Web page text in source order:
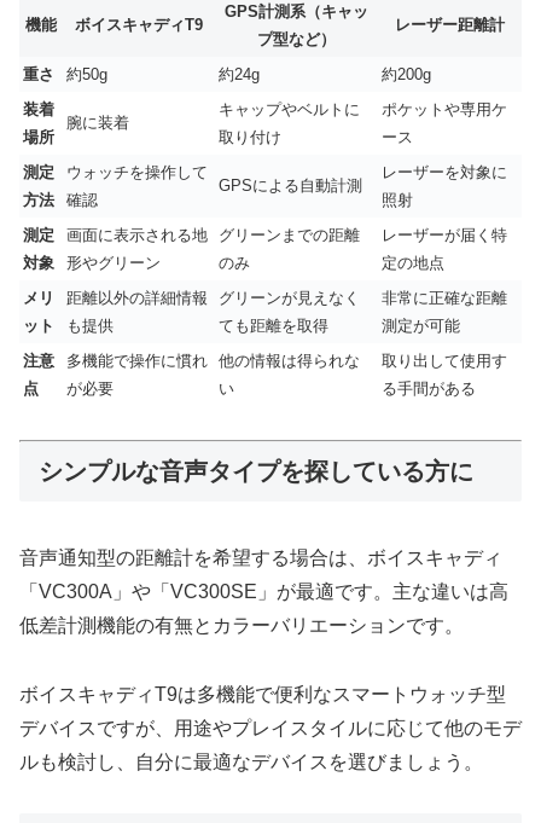
機能 ボイスキャディT9
GPS計測系（キャッ
プ型など）
レーザー距離計
重さ 約50g 約24g
約200g
装着
場所
腕に装着
キャップやベルトに
取り付け
ポケットや専用ケ
ース
測定
方法
ウォッチを操作して
確認
GPSによる自動計測
レーザーを対象に
照射
測定
対象
画面に表示される地
形やグリーン
グリーンまでの距離
のみ
レーザーが届く特
定の地点
メリ
ット
距離以外の詳細情報
も提供
グリーンが見えなく
ても距離を取得
非常に正確な距離
測定が可能
注意
点
多機能で操作に慣れ
が必要
他の情報は得られな
い
取り出して使用す
る手間がある
シンプルな音声タイプを探している方に
音声通知型の距離計を希望する場合は、ボイスキャディ
「VC300A」や「VC300SE」が最適です。主な違いは高
低差計測機能の有無とカラーバリエーションです。
ボイスキャディT9は多機能で便利なスマートウォッチ型
デバイスですが、用途やプレイスタイルに応じて他のモデ
ルも検討し、自分に最適なデバイスを選びましょう。